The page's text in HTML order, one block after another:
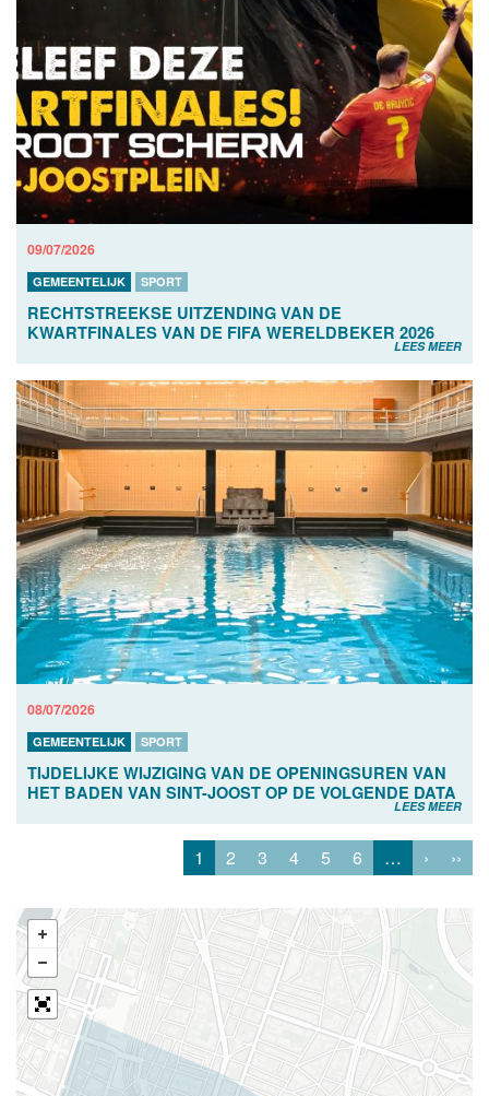
09/07/2026
GEMEENTELIJK SPORT
RECHTSTREEKSE UITZENDING VAN DE
KWARTFINALES VAN DE FIFA WERELDBEKER 2026
LEES MEER
08/07/2026
GEMEENTELIJK SPORT
TIJDELIJKE WIJZIGING VAN DE OPENINGSUREN VAN
HET BADEN VAN SINT-JOOST OP DE VOLGENDE DATA
LEES MEER
1 2 3 4 5 6 … › ››